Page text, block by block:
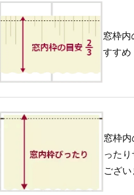
窓枠内
すすめ
窓枠
った
ござい